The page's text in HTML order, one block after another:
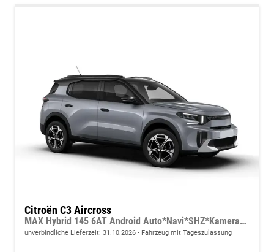
Citroën C3 Aircross
MAX Hybrid 145 6AT Android Auto*Navi*SHZ*Kamera*Totwinkel*Keyless*17"*Klimaauto
unverbindliche Lieferzeit: 31.10.2026 Fahrzeug mit Tageszulassung